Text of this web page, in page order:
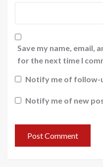
Save my name, email,
for the next time I
Notify me of follow-
Notify me of new